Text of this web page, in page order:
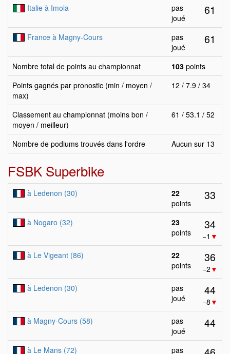
Italie à Imola
pas
joué
61
France à Magny-Cours
pas
joué
61
Nombre total de points au championnat 103 points
Points gagnés par pronostic (min / moyen /
max)
12 / 7.9 / 34
Classement au championnat (moins bon /
moyen / meilleur)
61 / 53.1 / 52
Nombre de podiums trouvés dans l'ordre Aucun sur 13
FSBK Superbike
à Ledenon (30)
22
points
33
à Nogaro (32)
23
points
34
−1 ▼
à Le Vigeant (86)
22
points
36
−2 ▼
à Ledenon (30)
pas
joué
44
−8 ▼
à Magny-Cours (58)
pas
joué
44
à Le Mans (72)
pas